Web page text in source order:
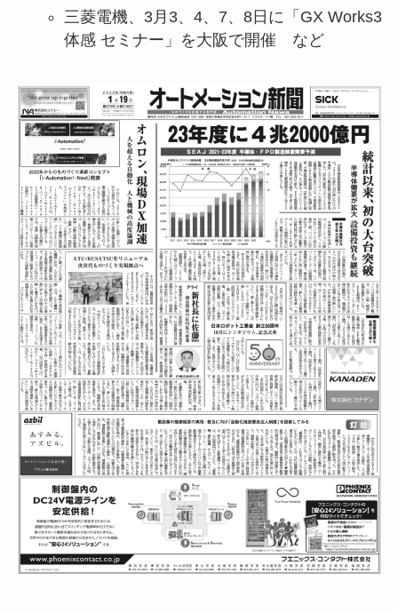
三菱電機、3月3、4、7、8日に「GX Works3
体感 セミナー」を大阪で開催 など